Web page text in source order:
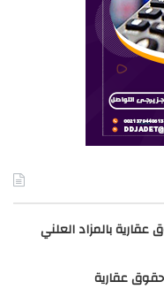
بالمزاد العلني
عقارية